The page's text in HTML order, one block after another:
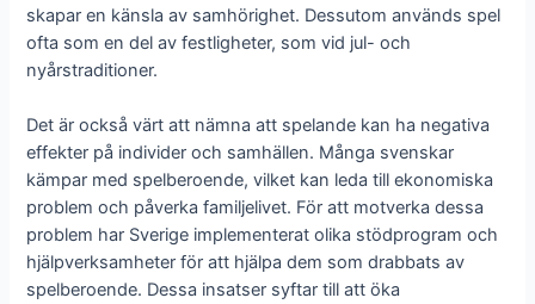
skapar en känsla av samhörighet. Dessutom används spel
ofta som en del av festligheter, som vid jul- och
nyårstraditioner.
Det är också värt att nämna att spelande kan ha negativa
effekter på individer och samhällen. Många svenskar
kämpar med spelberoende, vilket kan leda till ekonomiska
problem och påverka familjelivet. För att motverka dessa
problem har Sverige implementerat olika stödprogram och
hjälpverksamheter för att hjälpa dem som drabbats av
spelberoende. Dessa insatser syftar till att öka